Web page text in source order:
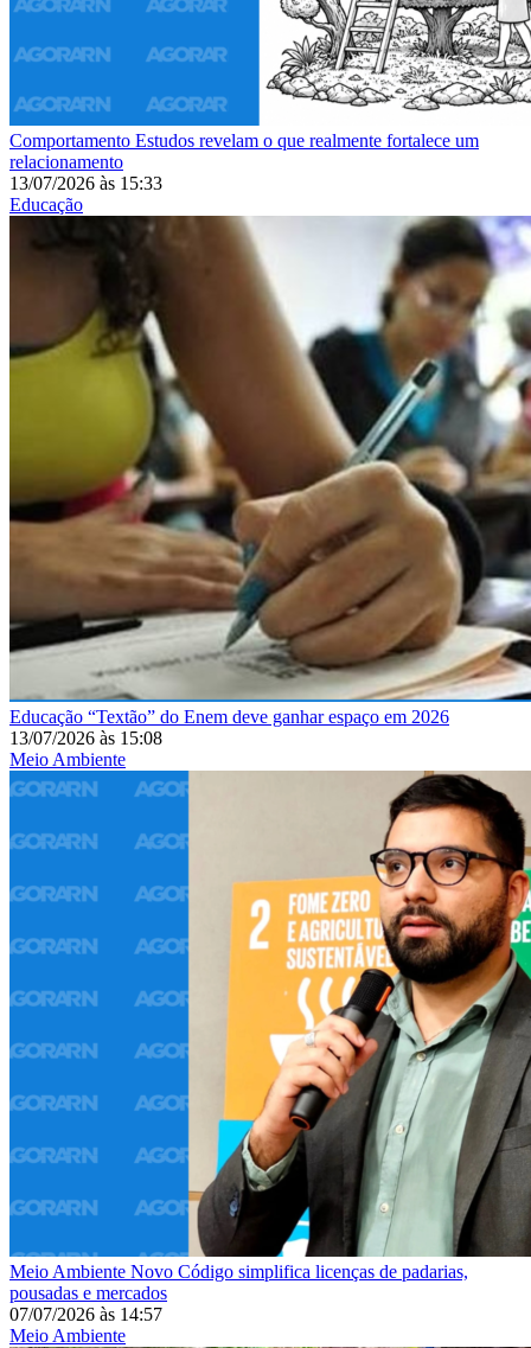
Comportamento Estudos revelam o que realmente fortalece um
relacionamento
13/07/2026 às 15:33
Educação
Educação “Textão” do Enem deve ganhar espaço em 2026
13/07/2026 às 15:08
Meio Ambiente
Meio Ambiente Novo Código simplifica licenças de padarias,
pousadas e mercados
07/07/2026 às 14:57
Meio Ambiente